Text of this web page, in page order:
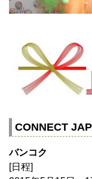
CONNECT
バンコク
[日程]